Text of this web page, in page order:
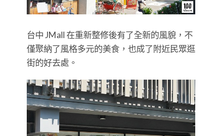
台中 JMall 在重新整修後有了全新的風貌，不
僅聚納了風格多元的美食，也成了附近民眾逛
街的好去處。